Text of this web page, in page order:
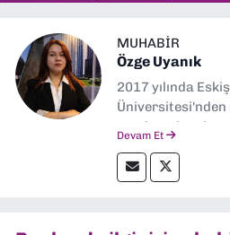
MUHABIR
Özge Uyanık
2017 yılında
Üniversitesi'nden
yerel ve ulusal
hakları
odaklanıyorum.
Devam Et